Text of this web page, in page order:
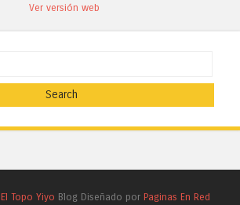
Ver versión web
El Topo Yiyo Blog Diseñado por Paginas En Red